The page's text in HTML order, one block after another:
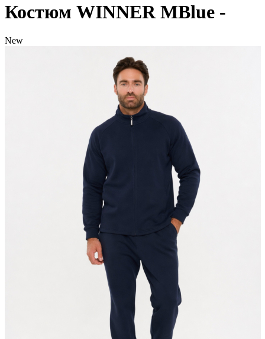
Костюм WINNER MBlue -
New